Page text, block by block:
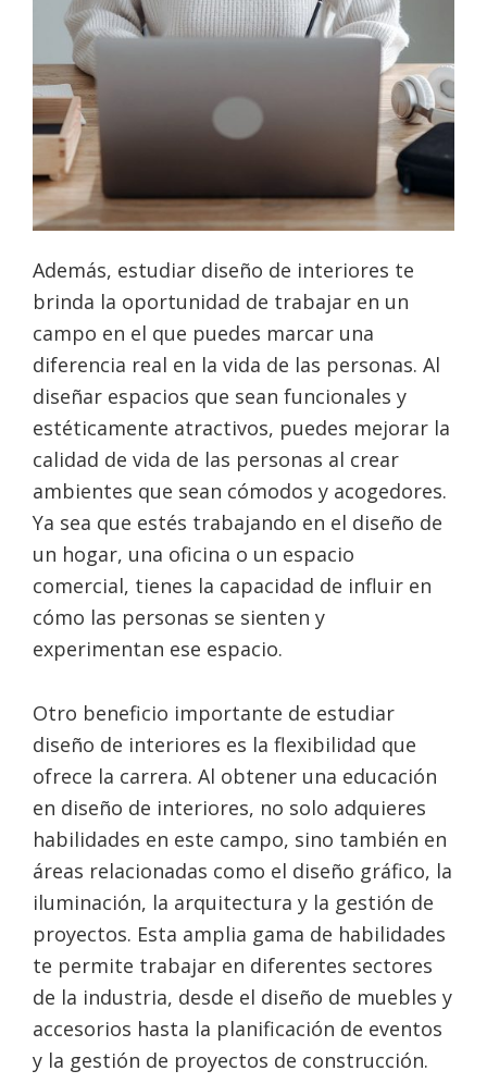
Además, estudiar diseño de interiores te
brinda la oportunidad de trabajar en un
campo en el que puedes marcar una
diferencia real en la vida de las personas. Al
diseñar espacios que sean funcionales y
estéticamente atractivos, puedes mejorar la
calidad de vida de las personas al crear
ambientes que sean cómodos y acogedores.
Ya sea que estés trabajando en el diseño de
un hogar, una oficina o un espacio
comercial, tienes la capacidad de influir en
cómo las personas se sienten y
experimentan ese espacio.
Otro beneficio importante de estudiar
diseño de interiores es la flexibilidad que
ofrece la carrera. Al obtener una educación
en diseño de interiores, no solo adquieres
habilidades en este campo, sino también en
áreas relacionadas como el diseño gráfico, la
iluminación, la arquitectura y la gestión de
proyectos. Esta amplia gama de habilidades
te permite trabajar en diferentes sectores
de la industria, desde el diseño de muebles y
accesorios hasta la planificación de eventos
y la gestión de proyectos de construcción.